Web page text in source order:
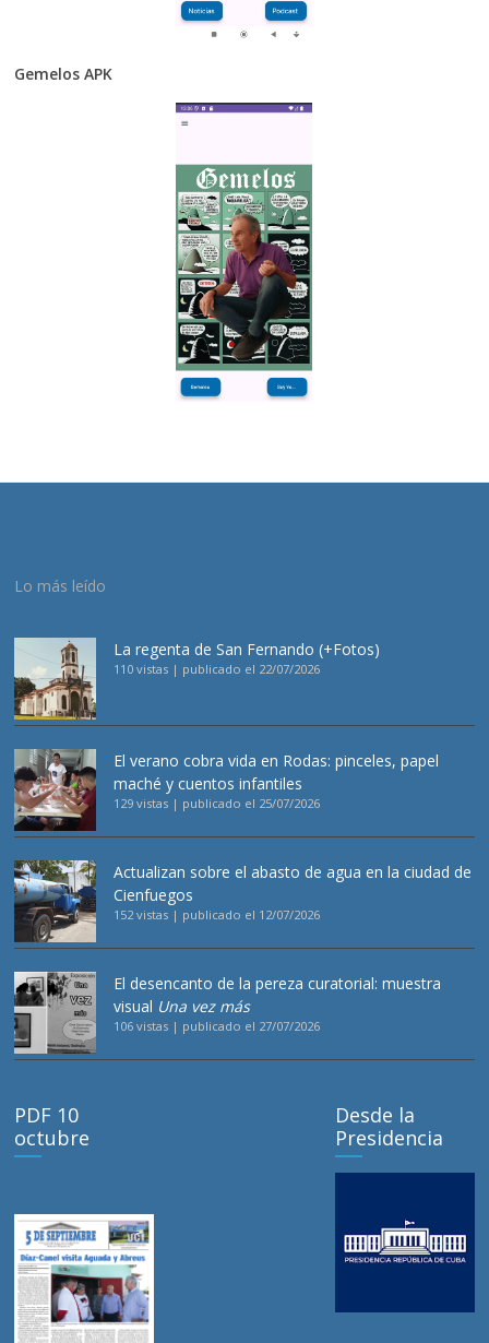
Gemelos APK
Lo más leído
La regenta de San Fernando (+Fotos)
110 vistas | publicado el 22/07/2026
El verano cobra vida en Rodas: pinceles, papel
maché y cuentos infantiles
129 vistas | publicado el 25/07/2026
Actualizan sobre el abasto de agua en la ciudad de
Cienfuegos
152 vistas | publicado el 12/07/2026
El desencanto de la pereza curatorial: muestra
visual Una vez más
106 vistas | publicado el 27/07/2026
PDF 10
octubre
Desde la
Presidencia